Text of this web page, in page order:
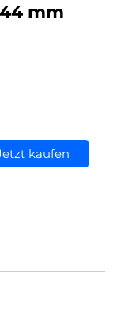
mm
kaufen